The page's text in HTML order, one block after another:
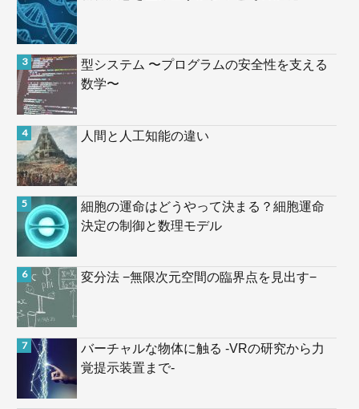
型システム 〜プログラムの安全性を支える
数学〜
人間と人工知能の違い
細胞の運命はどうやって決まる？細胞運命
決定の制御と数理モデル
変分法 −無限次元空間の臨界点を見出す−
バーチャルな物体に触る -VRの研究から力
覚提示装置まで-